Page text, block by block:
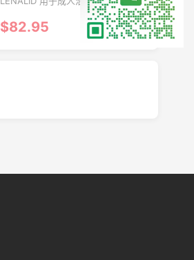
瘤，骨髓增生异常综合症（MDS），
套细胞淋巴瘤（MCL）
$82.95 立即咨询